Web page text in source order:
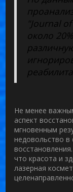
"Journal
около
Не менее
аспект
мгновенным
недовольство в
что красота и
лазерная